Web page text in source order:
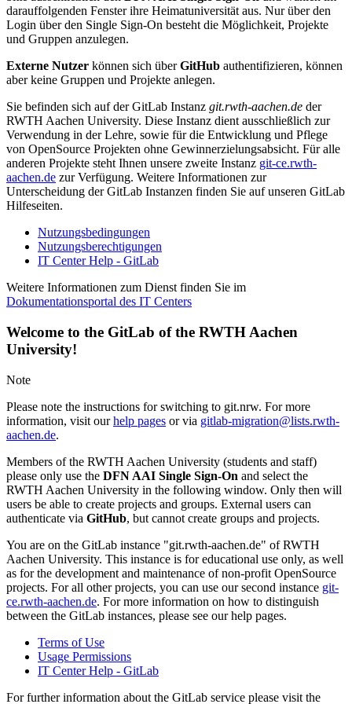
darauffolgenden Fenster ihre Heimatuniversität aus. Nur über den
Login über den Single Sign-On besteht die Möglichkeit, Projekte
und Gruppen anzulegen.
Externe Nutzer können sich überGitHub authentifizieren, können
aber keine Gruppen und Projekte anlegen.
Sie befinden sich auf der GitLab Instanz git.rwth-aachen.de der
RWTH Aachen University. Diese Instanz dient ausschließlich zur
Verwendung in der Lehre, sowie für die Entwicklung und Pflege
von OpenSource Projekten ohne Gewinnerzielungsabsicht. Für alle
anderen Projekte steht Ihnen unsere zweite Instanz git-ce.rwth-
aachen.de zur Verfügung. Weitere Informationen zur
Unterscheidung der GitLab Instanzen finden Sie auf unseren GitLab
Hilfeseiten.
Nutzungsbedingungen
Nutzungsberechtigungen
IT Center Help - GitLab
Weitere Informationen zum Dienst finden Sie im
Dokumentationsportal des IT Centers
Welcome to the GitLab of the RWTH Aachen
University!
Note
Please note the instructions for switching to git.nrw. For more
information, visit ourhelp pages or via gitlab-migration@lists.rwth-
aachen.de.
Members of the RWTH Aachen University (students and staff)
please only use the DFN AAI Single Sign-On and select the
RWTH Aachen University in the following window. Only then will
users be able to create projects and groups. External users can
authenticate via GitHub, but cannot create groups and projects.
You are on the GitLab instance "git.rwth-aachen.de" of RWTH
Aachen University. This instance is for educational use only, as well
as for the development and maintenance of non-profit OpenSource
projects. For all other projects, you can use our second instance git-
ce.rwth-aachen.de. For more information on how to distinguish
between the GitLab instances, please see our help pages.
Terms of Use
Usage Permissions
IT Center Help - GitLab
For further information about the GitLab service please visit the